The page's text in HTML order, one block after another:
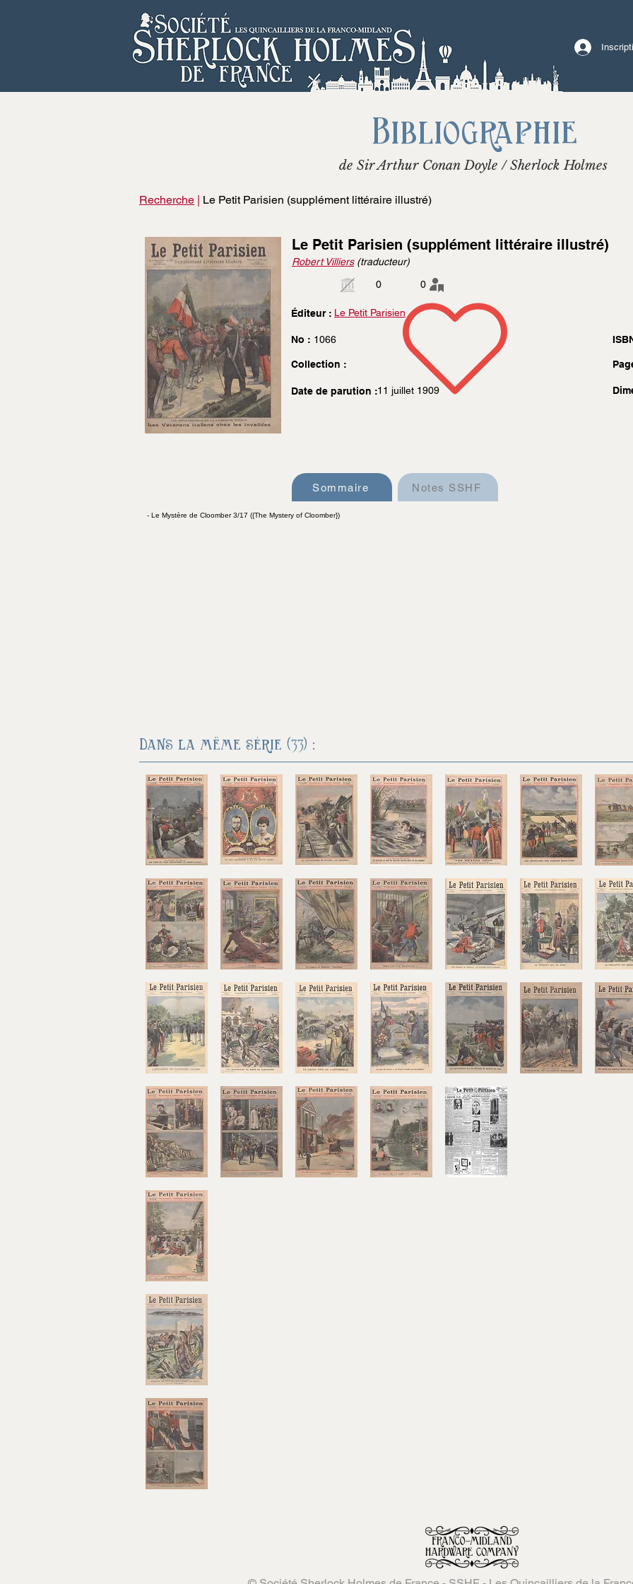
Bibliographie
de Sir Arthur Conan Doyle / Sherlock Holmes
Recherche | Le Petit Parisien (supplément littéraire illustré)
Le Petit Parisien (supplément littéraire illustré)
Robert Villiers(traducteur)
0
0
Éditeur : Le Petit Parisien
No : 1066
Collection :
Date de parution :11 juillet 1909
Sommaire Notes SSHF
- Le Mystère de Cloomber 3/17 ({The Mystery of Cloomber})
Dans la même série (33) :